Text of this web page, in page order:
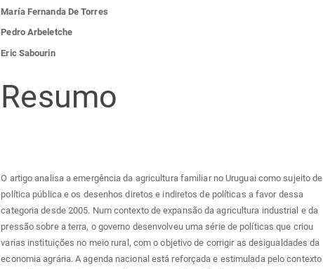
Conteúdo
do
artigo
María Fernanda De Torres
Pedro Arbeletche
Eric Sabourin
Resumo
O artigo analisa a emergência da agricultura familiar no Uruguai como sujeito de
política pública e os desenhos diretos e indiretos de políticas a favor dessa
categoria desde 2005. Num contexto de expansão da agricultura industrial e da
pressão sobre a terra, o governo desenvolveu uma série de políticas que criou
varias instituições no meio rural, com o objetivo de corrigir as desigualdades da
economia agrária. A agenda nacional está reforçada e estimulada pelo contexto